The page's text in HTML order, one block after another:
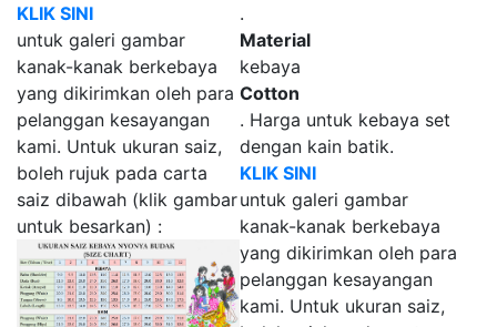
KLIK SINI
untuk galeri gambar
kanak-kanak berkebaya
yang dikirimkan oleh para
pelanggan kesayangan
kami. Untuk ukuran saiz,
boleh rujuk pada carta
saiz dibawah (klik gambar
untuk besarkan) :
.
Material
kebaya
Cotton
. Harga untuk kebaya set
dengan kain batik.
KLIK SINI
untuk galeri gambar
kanak-kanak berkebaya
yang dikirimkan oleh para
pelanggan kesayangan
kami. Untuk ukuran saiz,